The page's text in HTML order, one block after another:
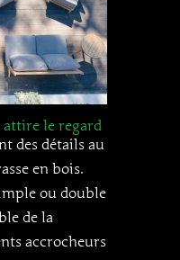
le regard
des détails au
en bois.
ou double
de la
accrocheurs